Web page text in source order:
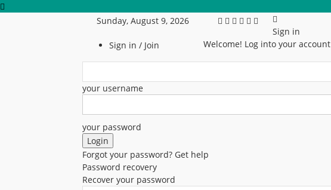
Sunday, August 9, 2026
Sign in / Join
Sign in
Welcome! Log into your account
your username
your password
Forgot your password? Get help
Password recovery
Recover your password